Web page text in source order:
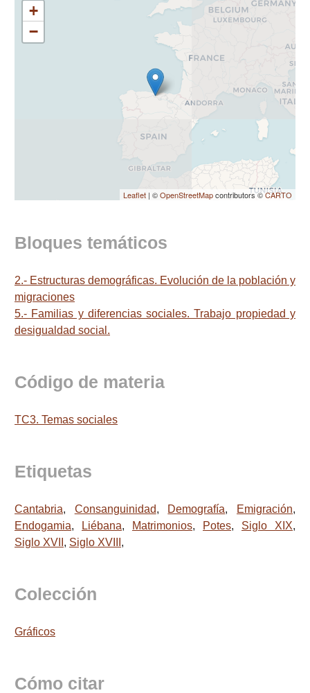
+
−
Leaflet | ©OpenStreetMapcontributors ©CARTO
Bloques temáticos
2.- Estructuras demográficas. Evolución de la población y
migraciones
5.- Familias y diferencias sociales. Trabajo propiedad y
desigualdad social.
Código de materia
TC3. Temas sociales
Etiquetas
Cantabria, Consanguinidad, Demografía, Emigración,
Endogamia, Liébana, Matrimonios, Potes, Siglo XIX,
Siglo XVII , Siglo XVIII ,
Colección
Gráficos
Cómo citar